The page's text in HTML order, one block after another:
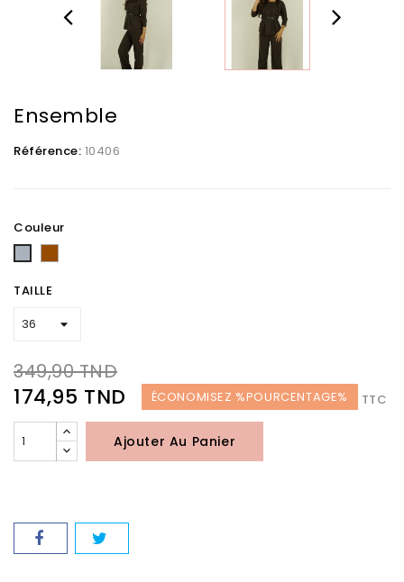
Ensemble
Référence: 10406
Couleur
Gris
TAILLE
349,90 TND
174,95 TND ÉCONOMISEZ %POURCENTAGE% TTC
Ajouter Au Panier